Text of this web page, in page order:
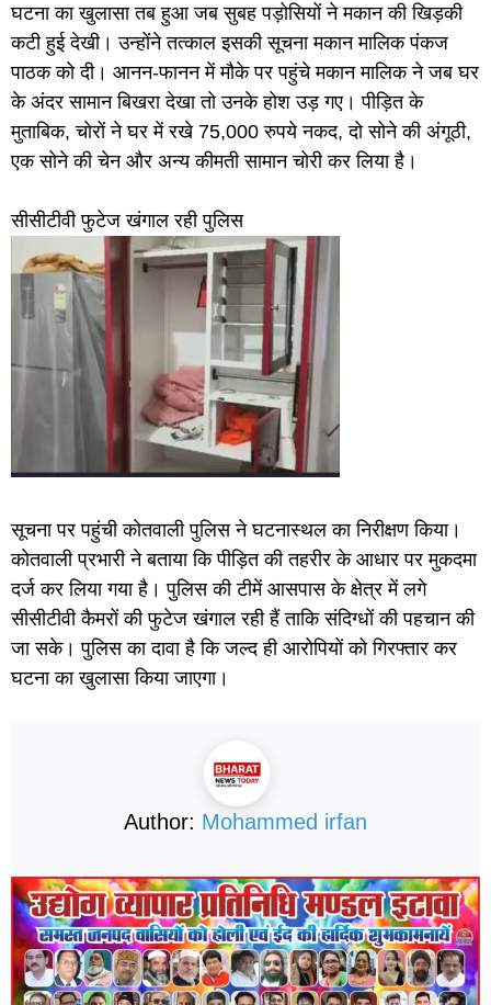
घटना का खुलासा तब हुआ जब सुबह पड़ोसियों ने मकान की खिड़की
कटी हुई देखी। उन्होंने तत्काल इसकी सूचना मकान मालिक पंकज
पाठक को दी। आनन-फानन में मौके पर पहुंचे मकान मालिक ने जब घर
के अंदर सामान बिखरा देखा तो उनके होश उड़ गए। पीड़ित के
मुताबिक, चोरों ने घर में रखे 75,000 रुपये नकद, दो सोने की अंगूठी,
एक सोने की चेन और अन्य कीमती सामान चोरी कर लिया है।
सीसीटीवी फुटेज खंगाल रही पुलिस
सूचना पर पहुंची कोतवाली पुलिस ने घटनास्थल का निरीक्षण किया।
कोतवाली प्रभारी ने बताया कि पीड़ित की तहरीर के आधार पर मुकदमा
दर्ज कर लिया गया है। पुलिस की टीमें आसपास के क्षेत्र में लगे
सीसीटीवी कैमरों की फुटेज खंगाल रही हैं ताकि संदिग्धों की पहचान की
जा सके। पुलिस का दावा है कि जल्द ही आरोपियों को गिरफ्तार कर
घटना का खुलासा किया जाएगा।
Author: Mohammed irfan